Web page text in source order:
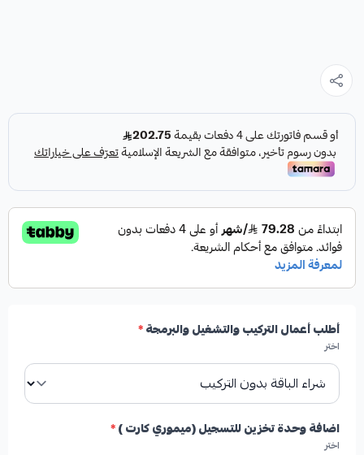
أطلب أعمال التركيب والتشغيل والبرمجة*
اختر
اضافة وحدة تخزين للتسجيل (ميموري كارت )*
اختر